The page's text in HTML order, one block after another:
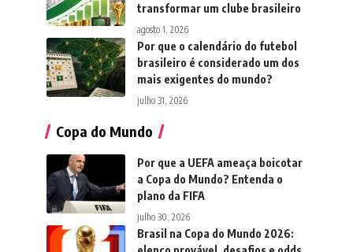
transformar um clube brasileiro
agosto 1, 2026
Por que o calendário do futebol
brasileiro é considerado um dos
mais exigentes do mundo?
julho 31, 2026
Copa do Mundo
Por que a UEFA ameaça boicotar
a Copa do Mundo? Entenda o
plano da FIFA
julho 30, 2026
Brasil na Copa do Mundo 2026: